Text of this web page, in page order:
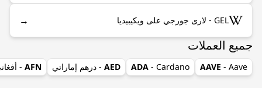
GEL - لارى جورجي على ويكيبيديا →
جميع العملات
AAVE - Aave
ADA - Cardano
AED - درهم إماراتي AFN
-